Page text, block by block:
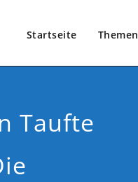
Startseite
Taufte